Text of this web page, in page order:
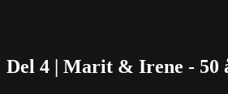
Del 4 | Marit & Irene - 50